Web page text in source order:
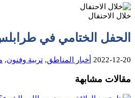
خلال الاحتفال
الحفل الختامي في
2022-12-20 أخبار المناطق, تربية وفنون,
مقالات مشابهة